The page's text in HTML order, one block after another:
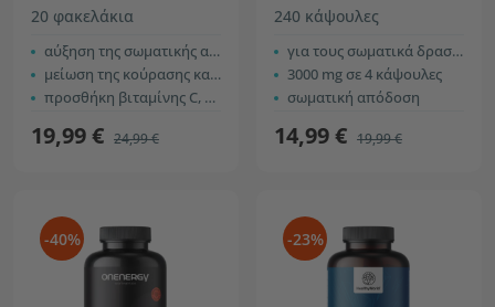
20 φακελάκια
αύξηση της σωματικής απόδοσης
μείωση της κούρασης και της κόπωσης
προσθήκη βιταμίνης C, B6 και B12
19,99 € 24,99 €
240 κάψουλες
για τους σωματικά δραστήριους
3000 mg σε 4 κάψουλες
σωματική απόδοση
14,99 € 19,99 €
-40% -23%